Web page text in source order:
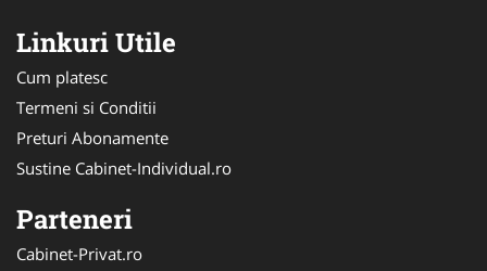
Linkuri Utile
Cum platesc
Termeni si Conditii
Preturi Abonamente
Sustine Cabinet-Individual.ro
Parteneri
Cabinet-Privat.ro